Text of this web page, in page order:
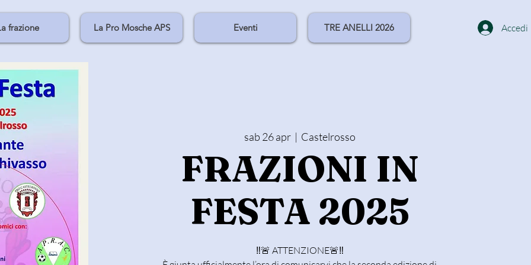
frazione La Pro Mosche APS Eventi TRE ANELLI 2026 Accedi
sab 26 apr
  |
Castelrosso
FRAZIONI IN
FESTA 2025
‼️🚨 ATTENZIONE🚨‼️